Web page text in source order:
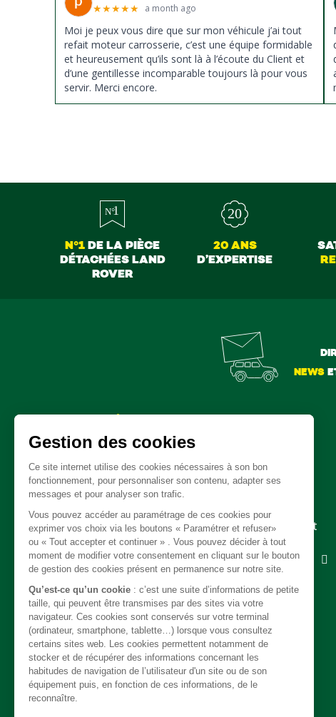
★★★★★ a month ago
Moi je peux vous dire que sur mon véhicule j’ai tout
refait moteur carrosserie, c’est une équipe formidable
et heureusement qu’ils sont là à l’écoute du Client et
d’une gentillesse incomparable toujours là pour vous
servir. Merci encore.
N°1DE LA PIÈCE
DÉTACHÉES LAND
ROVER
20 ANS
D’EXPERTISE
NEWS
Embrayage - Boite de vitesse / boite de transfert
Câble
Carrosserie / Chassis
Direction
Echappement
Electricité
Freinage
Intérieur
Moteur
Refroidissement / chauffage / clim
Suspension